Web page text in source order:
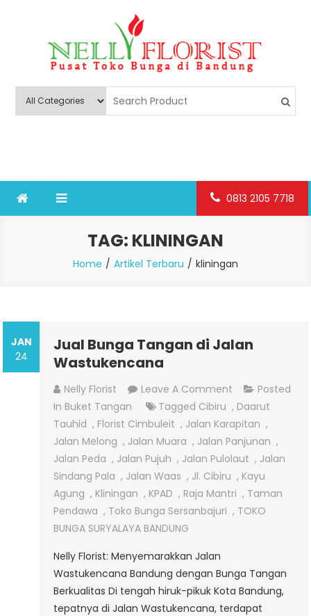
Nelly Florist Bandung
0813 2105 7718
TAG: KLININGAN
Home Artikel Terbaru kliningan
JAN
24
Jual Bunga Tangan di Jalan
Wastukencana
Nelly Florist Leave A Comment On
Jual
Bunga
Tangan
Di
Jalan
Wastukencana
Posted
In Buket Tangan Tagged Cibiru , Daarut
Tauhid , Florist Cimbuleit , Jalan Karapitan ,
Jalan Melong , Jalan Muara , Jalan Panjunan ,
Jalan Peda , Jalan Pujuh , Jalan Pulolaut , Jalan
Sindang Pala , Jalan Waas , Jl. Cibiru , Kayu
Agung , Kliningan , KPAD , Raja Mantri , Taman
Pendawa , Toko Bunga Sersanbajuri , TOKO
BUNGA SURYALAYA BANDUNG
Nelly Florist: Menyemarakkan Jalan
Wastukencana Bandung dengan Bunga Tangan
Berkualitas Di tengah hiruk-pikuk Kota Bandung,
tepatnya di Jalan Wastukencana, terdapat